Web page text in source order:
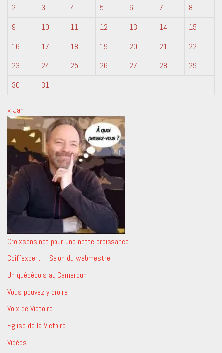
2
3 4 5 6 7
8
9
10 11 12 13 14
15
16
17 18 19 20 21
22
23
24 25 26 27 28
29
30
31
« Jan
Croixsens.net pour une nette croissance
Coiffexpert – Salon du webmestre
Un québécois au Cameroun
Vous pouvez y croire
Voix de Victoire
Eglise de la Victoire
Vidéos